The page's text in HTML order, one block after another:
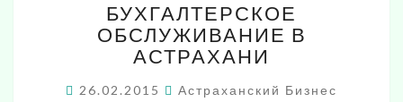
ОБСЛУЖИВАНИЕ
В
АСТРАХАНИ
БУХГАЛТЕРСКОЕ
ОБСЛУЖИВАНИЕ В
АСТРАХАНИ
26.02.2015
Астраханский Бизнес